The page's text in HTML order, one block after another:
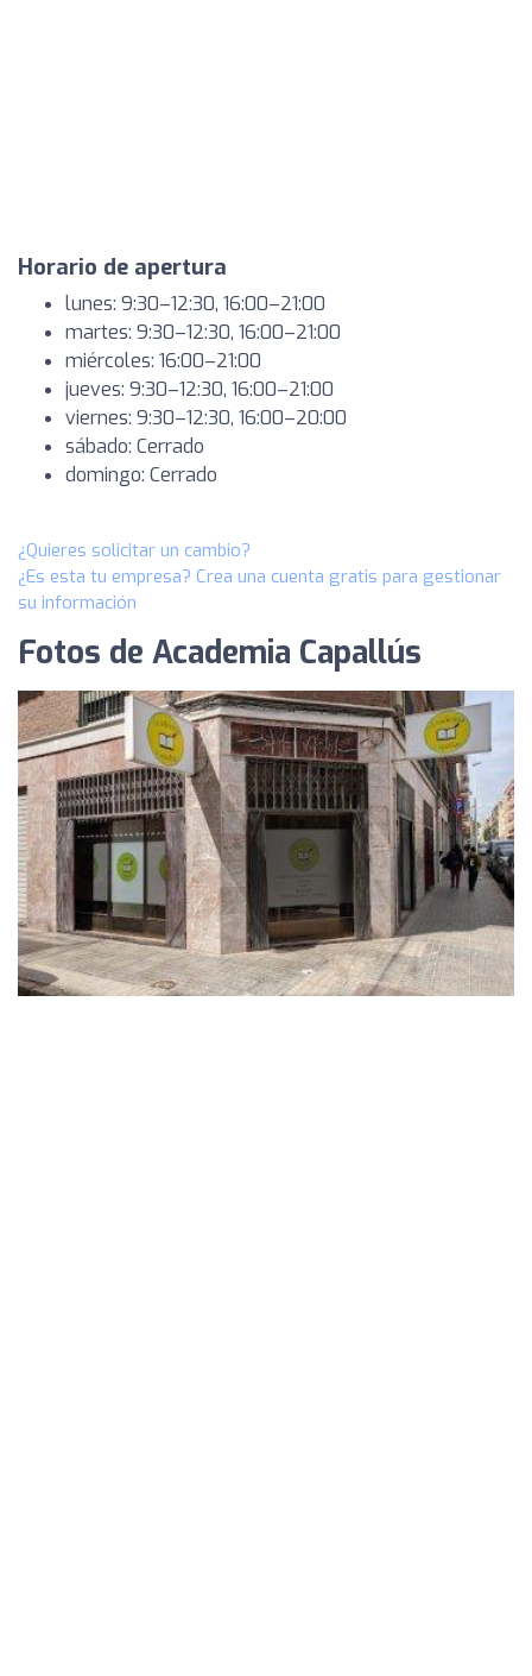
Horario de apertura
lunes: 9:30–12:30, 16:00–21:00
martes: 9:30–12:30, 16:00–21:00
miércoles: 16:00–21:00
jueves: 9:30–12:30, 16:00–21:00
viernes: 9:30–12:30, 16:00–20:00
sábado: Cerrado
domingo: Cerrado
¿Quieres solicitar un cambio?
¿Es esta tu empresa? Crea una cuenta gratis para gestionar
su información
Fotos de Academia Capallús